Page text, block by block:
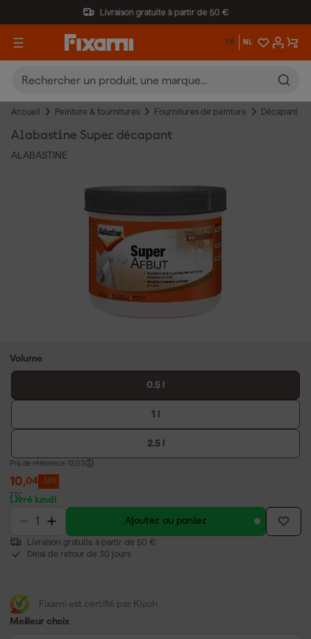
Livraison gratuite à partir de 50 €
FR NL
Accueil Peinture & fournitures Fournitures de peinture Décapant
Alabastine Super décapant
ALABASTINE
Volume
0.5 l
1 l
2.5 l
Prix de référence 12,03
10,04 -16%
TTC
Livré lundi
Ajouter au panier
Livraison gratuite à partir de 50 €
Délai de retour de 30 jours
Fixami est certifié par Kiyoh
Meilleur choix